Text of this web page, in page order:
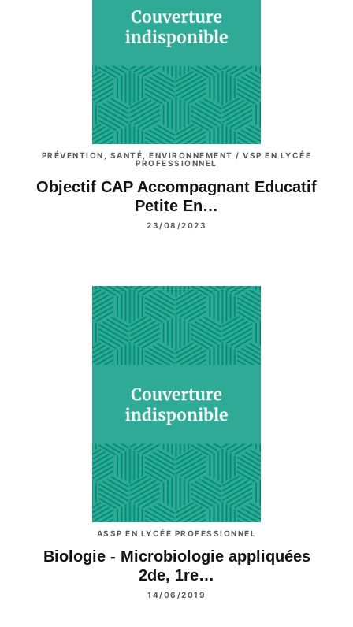
PRÉVENTION, SANTÉ, ENVIRONNEMENT / VSP EN LYCÉE
PROFESSIONNEL
Objectif CAP Accompagnant Educatif
Petite En…
23/08/2023
ASSP EN LYCÉE PROFESSIONNEL
Biologie - Microbiologie appliquées
2de, 1re…
14/06/2019